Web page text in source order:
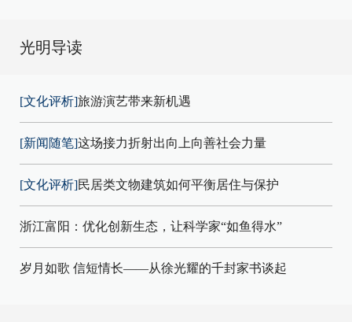
光明导读
[文化评析]旅游演艺带来新机遇
[新闻随笔]这场接力折射出向上向善社会力量
[文化评析]民居类文物建筑如何平衡居住与保护
浙江富阳：优化创新生态，让科学家“如鱼得水”
岁月如歌 信短情长——从徐光耀的千封家书谈起